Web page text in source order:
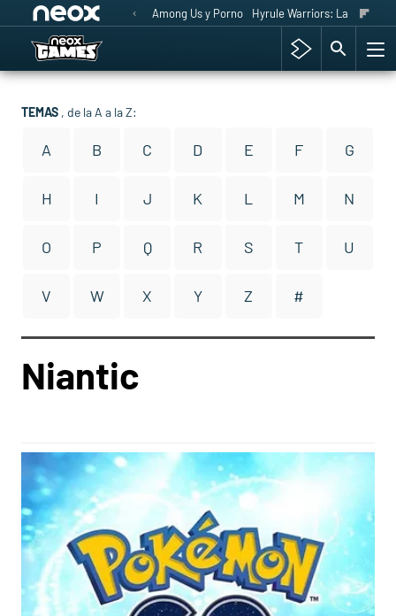
Among Us y Porno Hyrule Warriors: La Era del
TEMAS , de la A a la Z:
A B C D E F G
H I J K L M N
O P Q R S T U
V W X Y Z #
Niantic